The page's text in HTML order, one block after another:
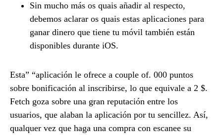
Sin mucho más os quais añadir al respecto,
debemos aclarar os quais estas aplicaciones para
ganar dinero que tiene tu móvil también están
disponibles durante iOS.
Esta” “aplicación le ofrece a couple of. 000 puntos
sobre bonificación al inscribirse, lo que equivale a 2 $.
Fetch goza sobre una gran reputación entre los
usuarios, que alaban la aplicación por tu sencillez. Así,
qualquer vez que haga una compra con escanee su